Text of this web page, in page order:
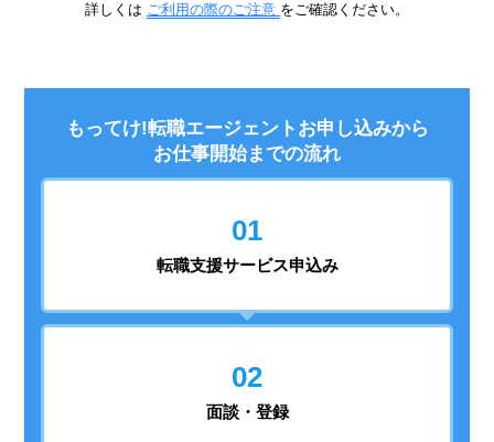
詳しくは ご利用の際のご注意 をご確認ください。
もってけ!転職エージェントお申し込みから
お仕事開始までの流れ
01
転職支援サービス申込み
02
面談・登録